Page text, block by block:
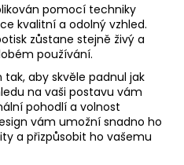
pomocí techniky
kvalitní a odolný vzhled.
zůstane stejně živý a
používání.
aby skvěle padnul jak
na vaši postavu vám
pohodlí a volnost
vám umožní snadno ho
a přizpůsobit ho vašemu